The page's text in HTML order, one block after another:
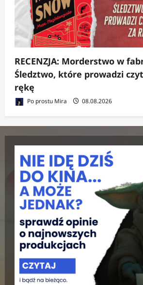
RECENZJA: Morderstwo w
Śledztwo, które prowadzi
rękę
Po prostu Mira 08.08.2026